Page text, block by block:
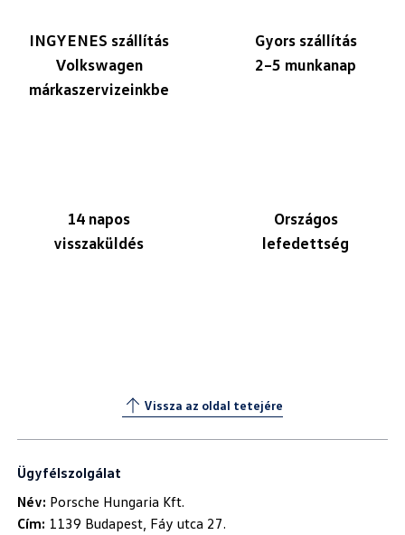
INGYENES szállítás
Volkswagen
márkaszervizeinkbe
Gyors szállítás
2–5 munkanap
14 napos
visszaküldés
Országos
lefedettség
Vissza az oldal tetejére
Ügyfélszolgálat
Név:
Cím: